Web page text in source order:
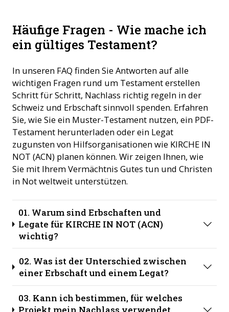
Häufige Fragen - Wie mache ich
ein gültiges Testament?
In unseren FAQ finden Sie Antworten auf alle
wichtigen Fragen rund um Testament erstellen
Schritt für Schritt, Nachlass richtig regeln in der
Schweiz und Erbschaft sinnvoll spenden. Erfahren
Sie, wie Sie ein Muster-Testament nutzen, ein PDF-
Testament herunterladen oder ein Legat
zugunsten von Hilfsorganisationen wie KIRCHE IN
NOT (ACN) planen können. Wir zeigen Ihnen, wie
Sie mit Ihrem Vermächtnis Gutes tun und Christen
in Not weltweit unterstützen.
01. Warum sind Erbschaften und
Legate für KIRCHE IN NOT (ACN)
wichtig?
02. Was ist der Unterschied zwischen
einer Erbschaft und einem Legat?
03. Kann ich bestimmen, für welches